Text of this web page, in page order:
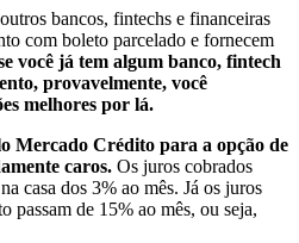
bancos, fintechs e financeiras
com boleto parcelado e fornecem
você já tem algum banco, fintech
provavelmente, você
melhores por lá.
Mercado Crédito para a opção de
caros. Os juros cobrados
casa dos 3% ao mês. Já os juros
passam de 15% ao mês, ou seja,